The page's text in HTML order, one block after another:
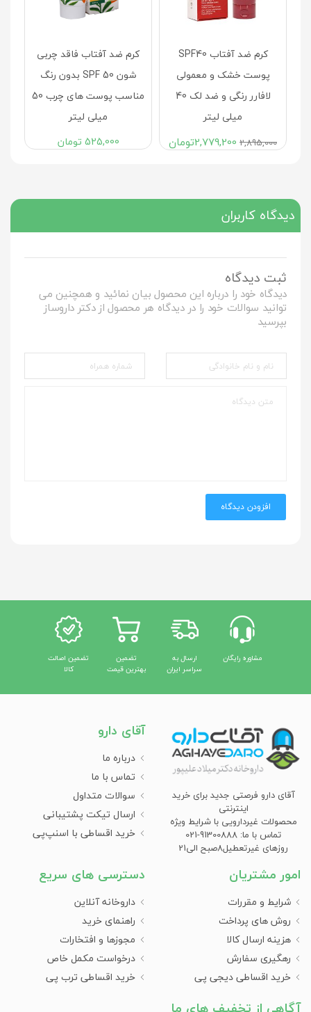
کرم ضد آفتاب SPF40
پوست خشک و معمولی
لافارر رنگی و ضد لک 40
میلی لیتر
2,895,000
2,779,200تومان
کرم ضد آفتاب فاقد چربی
شون SPF 50 بدون رنگ
مناسب پوست های چرب 50
میلی لیتر
525,000 تومان
دیدگاه کاربران
ثبت دیدگاه
دیدگاه خود را درباره این محصول بیان نمائید و همچنین می
توانید سوالات خود را در دیدگاه هر محصول از دکتر داروساز
بپرسید
افزودن دیدگاه
مشاوره رایگان
ارسال به
سراسر ایران
تضمین
بهترین قیمت
تضمین اصالت
کالا
آقای دارو فرصتی جدید برای خرید
اینترنتی
محصولات غیردارویی با شرایط ویژه
تماس با ما: 91300888-021
روزهای غیرتعطیل8صبح الی21
آقای دارو
درباره ما
تماس با ما
سوالات متداول
ارسال تیکت پشتیبانی
خرید اقساطی با اسنپ‌پی
امور مشتریان
شرایط و مقررات
روش های پرداخت
هزینه ارسال کالا
رهگیری سفارش
خرید اقساطی دیجی پی
دسترسی های سریع
داروخانه آنلاین
راهنمای خرید
مجوزها و افتخارات
درخواست مکمل خاص
خرید اقساطی ترب پی